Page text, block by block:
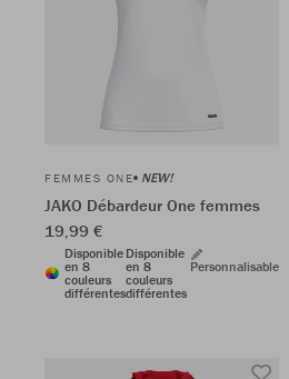
FEMMES ONE NEW!
JAKO Débardeur One femmes
19,99 €
Disponible
en 8
couleurs
différentes
Disponible
en 8
couleurs
différentes
Personnalisable